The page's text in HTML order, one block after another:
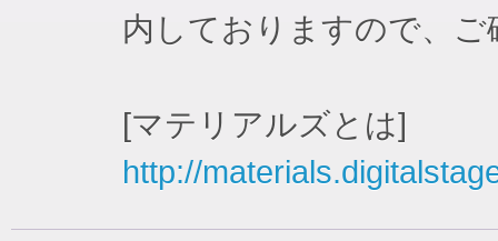
内しておりますので、
[マテリアルズとは]
http://